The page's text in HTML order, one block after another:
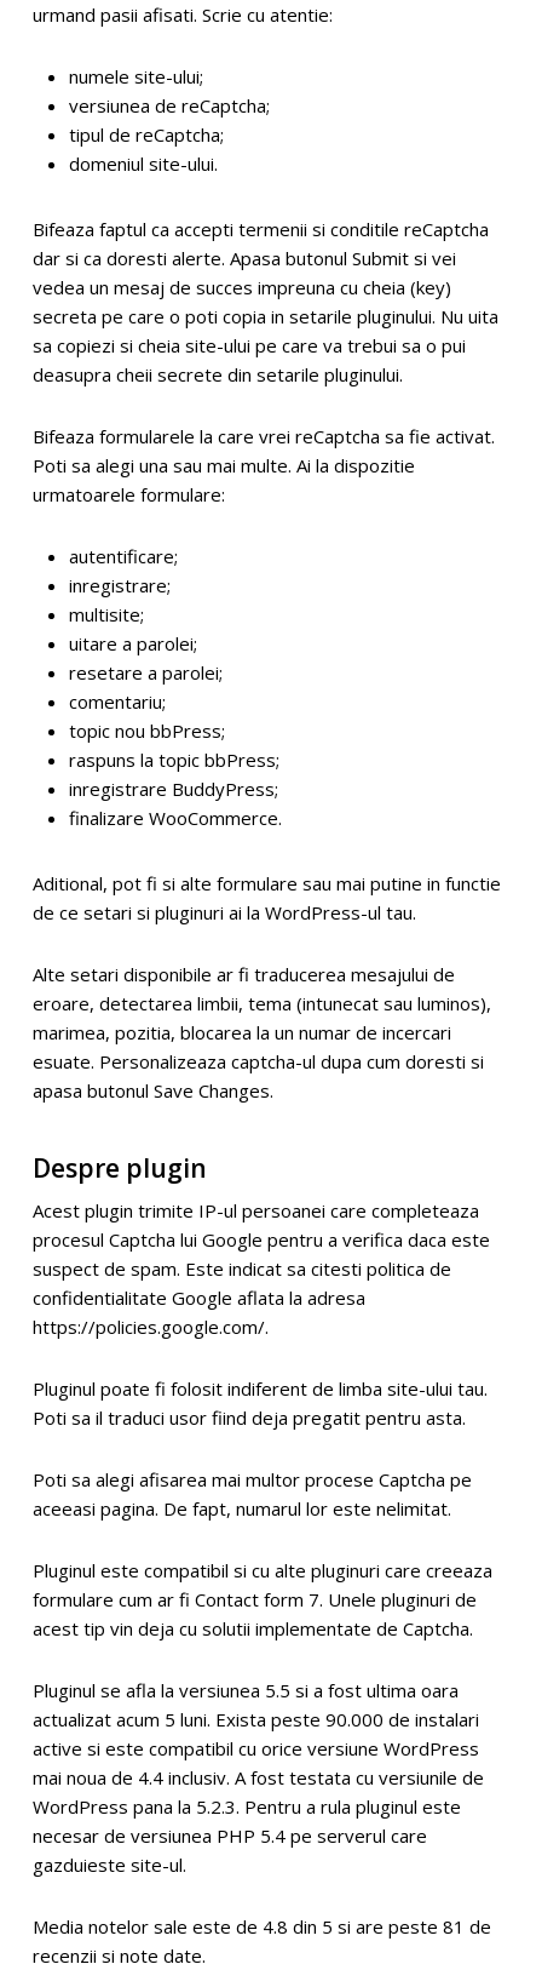
urmand pasii afisati. Scrie cu atentie:
numele site-ului;
versiunea de reCaptcha;
tipul de reCaptcha;
domeniul site-ului.
Bifeaza faptul ca accepti termenii si conditile reCaptcha
dar si ca doresti alerte. Apasa butonul Submit si vei
vedea un mesaj de succes impreuna cu cheia (key)
secreta pe care o poti copia in setarile pluginului. Nu uita
sa copiezi si cheia site-ului pe care va trebui sa o pui
deasupra cheii secrete din setarile pluginului.
Bifeaza formularele la care vrei reCaptcha sa fie activat.
Poti sa alegi una sau mai multe. Ai la dispozitie
urmatoarele formulare:
autentificare;
inregistrare;
multisite;
uitare a parolei;
resetare a parolei;
comentariu;
topic nou bbPress;
raspuns la topic bbPress;
inregistrare BuddyPress;
finalizare WooCommerce.
Aditional, pot fi si alte formulare sau mai putine in functie
de ce setari si pluginuri ai la WordPress-ul tau.
Alte setari disponibile ar fi traducerea mesajului de
eroare, detectarea limbii, tema (intunecat sau luminos),
marimea, pozitia, blocarea la un numar de incercari
esuate. Personalizeaza captcha-ul dupa cum doresti si
apasa butonul Save Changes.
Despre plugin
Acest plugin trimite IP-ul persoanei care completeaza
procesul Captcha lui Google pentru a verifica daca este
suspect de spam. Este indicat sa citesti politica de
confidentialitate Google aflata la adresa
https://policies.google.com/.
Pluginul poate fi folosit indiferent de limba site-ului tau.
Poti sa il traduci usor fiind deja pregatit pentru asta.
Poti sa alegi afisarea mai multor procese Captcha pe
aceeasi pagina. De fapt, numarul lor este nelimitat.
Pluginul este compatibil si cu alte pluginuri care creeaza
formulare cum ar fi Contact form 7. Unele pluginuri de
acest tip vin deja cu solutii implementate de Captcha.
Pluginul se afla la versiunea 5.5 si a fost ultima oara
actualizat acum 5 luni. Exista peste 90.000 de instalari
active si este compatibil cu orice versiune WordPress
mai noua de 4.4 inclusiv. A fost testata cu versiunile de
WordPress pana la 5.2.3. Pentru a rula pluginul este
necesar de versiunea PHP 5.4 pe serverul care
gazduieste site-ul.
Media notelor sale este de 4.8 din 5 si are peste 81 de
recenzii si note date.